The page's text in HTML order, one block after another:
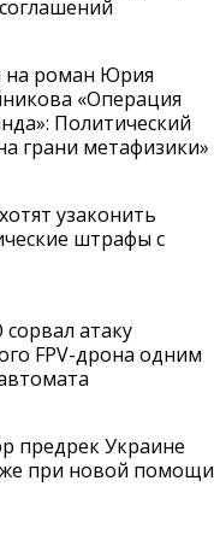
на роман Юрия
«Операция
Политический
грани метафизики»
узаконить
штрафы с
атаку
FPV-дрона одним
предрек Украине
при новой помощи